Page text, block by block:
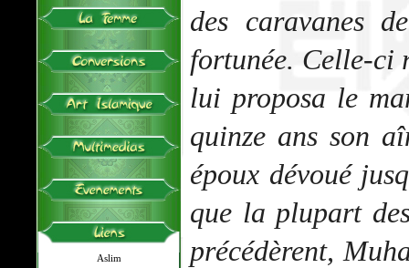
Aslim
des caravanes
fortunée. Celle-ci
lui proposa le
quinze ans son
époux dévoué
que la plupart
précédèrent,